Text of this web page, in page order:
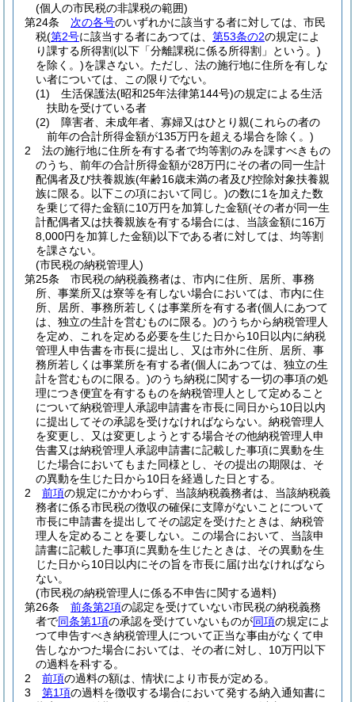
(個人の市民税の非課税の範囲)
第24条
次の各号のいずれかに該当する者に対しては、市民
税(第2号に該当する者にあつては、 第53条の2の規定によ
り課する所得割(以下「分離課税に係る所得割」という。)
を除く。)を課さない。 ただし、法の施行地に住所を有しな
い者については、この限りでない。
(1)
生活保護法(昭和25年法律第144号)の規定による生活
扶助を受けている者
(2)
障害者、未成年者、寡婦又はひとり親(これらの者の
前年の合計所得金額が135万円を超える場合を除く。)
2
法の施行地に住所を有する者で均等割のみを課すべきもの
のうち、前年の合計所得金額が28万円にその者の同一生計
配偶者及び扶養親族(年齢16歳未満の者及び控除対象扶養親
族に限る。以下この項において同じ。)の数に1を加えた数
を乗じて得た金額に10万円を加算した金額(その者が同一生
計配偶者又は扶養親族を有する場合には、当該金額に16万
8,000円を加算した金額)以下である者に対しては、均等割
を課さない。
(市民税の納税管理人)
第25条
市民税の納税義務者は、市内に住所、居所、事務
所、事業所又は寮等を有しない場合においては、市内に住
所、居所、事務所若しくは事業所を有する者(個人にあつて
は、独立の生計を営むものに限る。)のうちから納税管理人
を定め、これを定める必要を生じた日から10日以内に納税
管理人申告書を市長に提出し、又は市外に住所、居所、事
務所若しくは事業所を有する者(個人にあつては、独立の生
計を営むものに限る。)のうち納税に関する一切の事項の処
理につき便宜を有するものを納税管理人として定めること
について納税管理人承認申請書を市長に同日から10日以内
に提出してその承認を受けなければならない。 納税管理人
を変更し、又は変更しようとする場合その他納税管理人申
告書又は納税管理人承認申請書に記載した事項に異動を生
じた場合においてもまた同様とし、その提出の期限は、そ
の異動を生じた日から10日を経過した日とする。
2
前項の規定にかかわらず、当該納税義務者は、当該納税義
務者に係る市民税の徴収の確保に支障がないことについて
市長に申請書を提出してその認定を受けたときは、納税管
理人を定めることを要しない。
この場合において、当該申
請書に記載した事項に異動を生じたときは、その異動を生
じた日から10日以内にその旨を市長に届け出なければなら
ない。
(市民税の納税管理人に係る不申告に関する過料)
第26条
前条第2項の認定を受けていない市民税の納税義務
者で同条第1項の承認を受けていないものが同項の規定によ
つて申告すべき納税管理人について正当な事由がなくて申
告しなかつた場合においては、その者に対し、10万円以下
の過料を科する。
2
前項の過料の額は、情状により市長が定める。
3
第1項の過料を徴収する場合において発する納入通知書に